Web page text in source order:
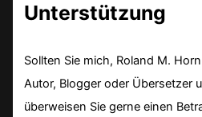
Unterstützung
Sollten Sie mich, Roland M.
Autor, Blogger oder Übersetzer
überweisen Sie gerne einen